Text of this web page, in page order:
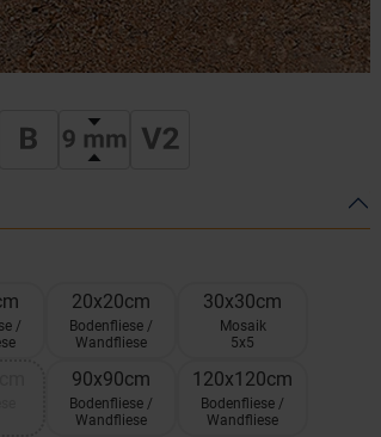
/
20x20cm
Bodenfliese /
Wandfliese
30x30cm
Mosaik
5x5
90x90cm
Bodenfliese /
Wandfliese
120x120cm
Bodenfliese /
Wandfliese